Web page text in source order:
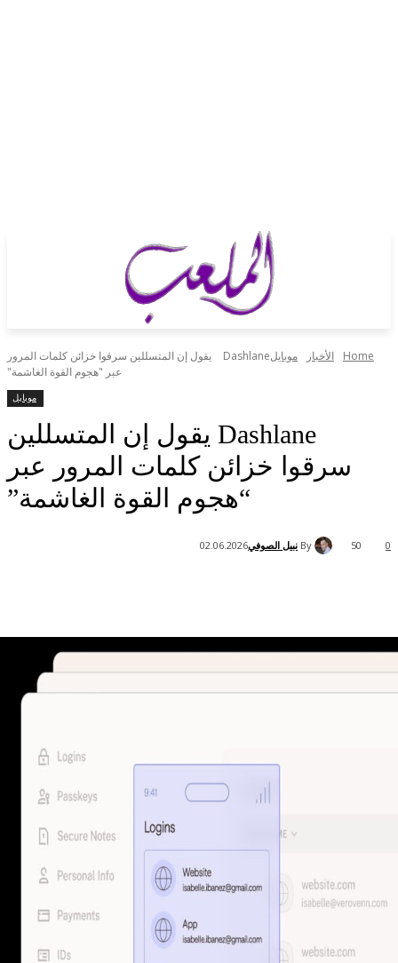
الأخبار موبايل
Dashlane يقول إن المتسللين سرقوا خزائن كلمات المرور
عبر "هجوم القوة الغاشمة"
Dashlane يقول إن المتسللين
سرقوا خزائن كلمات المرور عبر
“هجوم القوة الغاشمة”
By نبيل الصوفي02.06.2026